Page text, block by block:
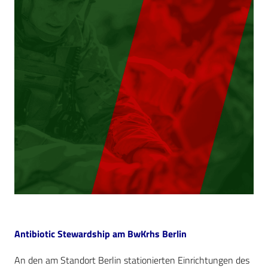
Antibiotic Stewardship am BwKrhs Berlin
An den am Standort Berlin stationierten Einrichtungen des